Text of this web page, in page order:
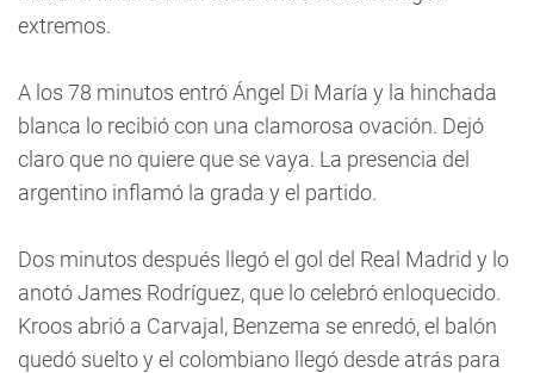
extremos.
A los 78 minutos entró Ángel Di María y la hinchada
blanca lo recibió con una clamorosa ovación. Dejó
claro que no quiere que se vaya. La presencia del
argentino inflamó la grada y el partido.
Dos minutos después llegó el gol del Real Madrid y lo
anotó James Rodríguez, que lo celebró enloquecido.
Kroos abrió a Carvajal, Benzema se enredó, el balón
quedó suelto y el colombiano llegó desde atrás para